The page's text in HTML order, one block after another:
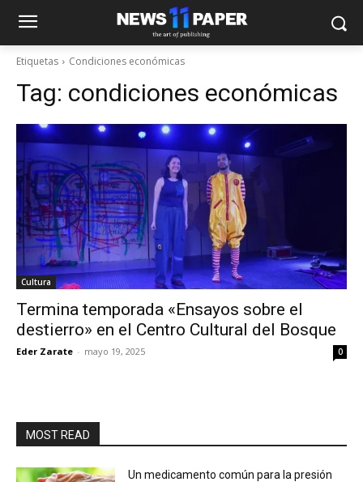
Etiquetas Condiciones económicas
Tag: condiciones económicas
Cultura
Termina temporada «Ensayos sobre el
destierro» en el Centro Cultural del Bosque
Eder Zarate - mayo 19, 2025 0
MOST READ
Un medicamento común para la presión